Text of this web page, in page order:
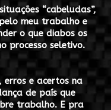
“cabeludas”,
meu trabalho e
o que diabos os
processo seletivo.
erros e acertos na
de país que
trabalho. E pra